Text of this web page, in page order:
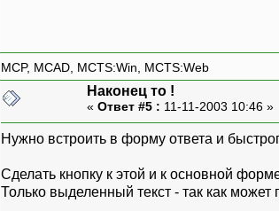
MCP, MCAD, MCTS:Win, MCTS:Web
Наконец то !
« Ответ #5 : 11-11-2003 10:46 »
Нужно встроить в форму ответа и
Сделать кнопку к этой и к основной
Только выделенный текст - так как может